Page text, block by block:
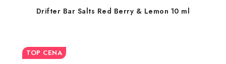
Drifter Bar Salts Red Berry & Lemon 10 ml
TOP CENA